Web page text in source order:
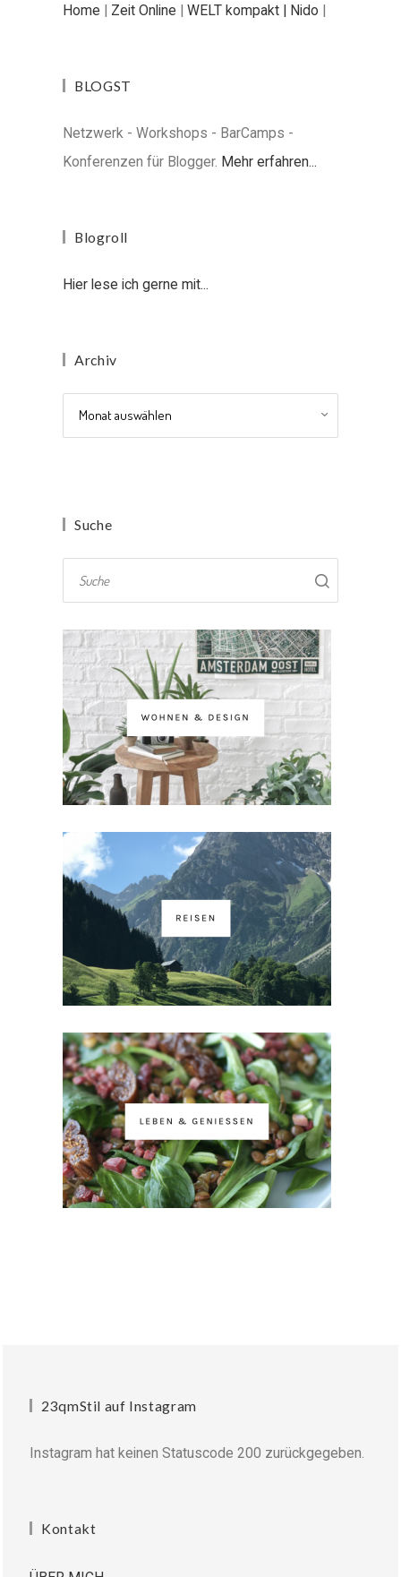
Home | Zeit Online | WELT kompakt | Nido |
BLOGST
Netzwerk - Workshops - BarCamps -
Konferenzen für Blogger. Mehr erfahren...
Blogroll
Hier lese ich gerne mit...
Archiv
Suche
23qmStil auf Instagram
Instagram hat keinen Statuscode 200 zurückgegeben.
Kontakt